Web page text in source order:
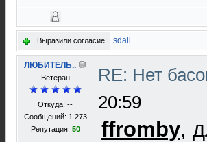
Выразили согласие: sdail
ЛЮБИТЕЛЬ..
Ветеран
Откуда: --
Сообщений: 1 273
Репутация: 50
RE: Нет
20:59
ffromby,